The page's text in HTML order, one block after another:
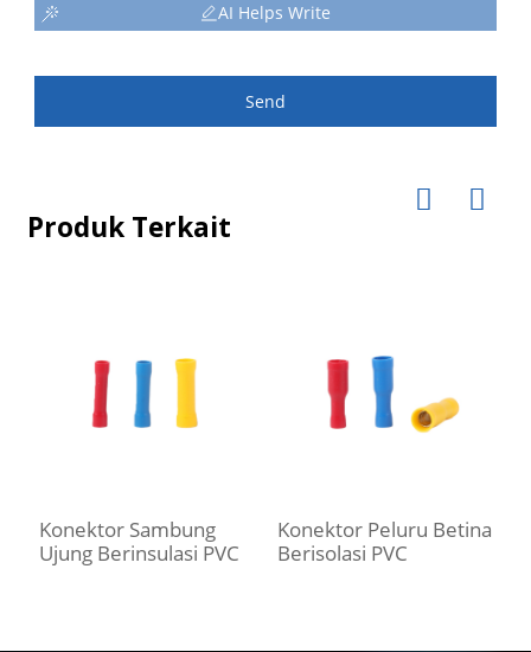
AI Helps Write
Send
Produk Terkait
Konektor Sambung
Ujung Berinsulasi PVC
Konektor Peluru Betina
Berisolasi PVC